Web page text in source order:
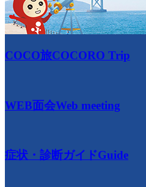
COCO旅COCORO Trip
WEB面会Web meeting
症状・診断ガイドGuide